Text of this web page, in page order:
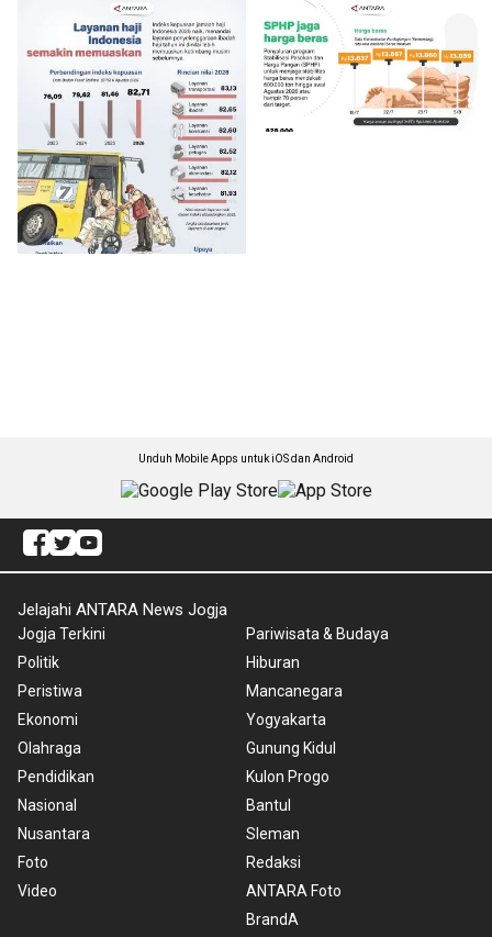
Unduh Mobile Apps untuk iOS dan Android
Jelajahi ANTARA News Jogja
Jogja Terkini
Politik
Peristiwa
Ekonomi
Olahraga
Pendidikan
Nasional
Nusantara
Foto
Video
Pariwisata & Budaya
Hiburan
Mancanegara
Yogyakarta
Gunung Kidul
Kulon Progo
Bantul
Sleman
Redaksi
ANTARA Foto
BrandA